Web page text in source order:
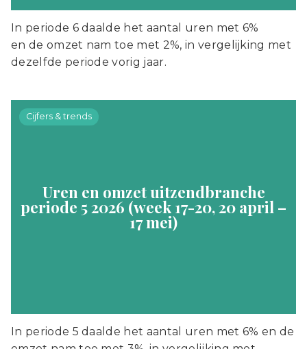
In periode 6 daalde het aantal uren met 6%
en de omzet nam toe met 2%, in vergelijking met
dezelfde periode vorig jaar.
Cijfers & trends
Uren en omzet uitzendbranche
periode 5 2026 (week 17-20, 20 april –
17 mei)
In periode 5 daalde het aantal uren met 6% en de